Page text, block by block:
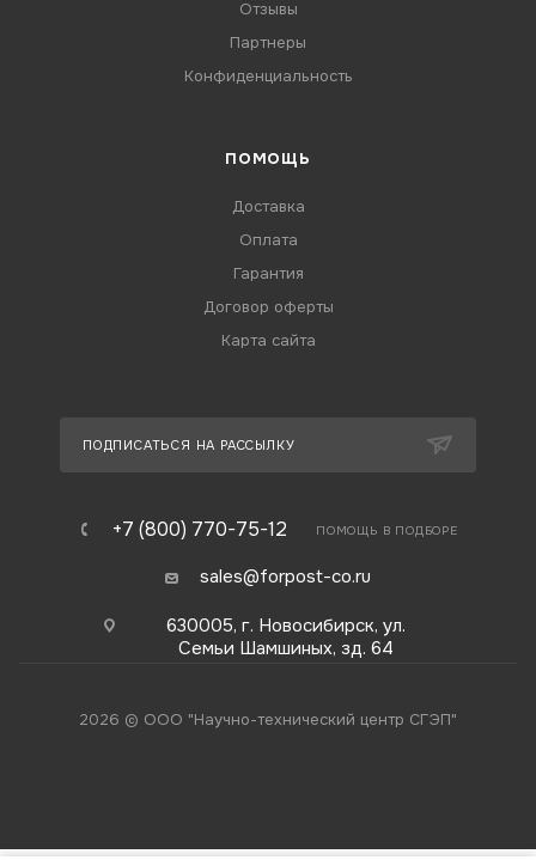
Отзывы
Партнеры
Конфиденциальность
ПОМОЩЬ
Доставка
Оплата
Гарантия
Договор оферты
Карта сайта
ПОДПИСАТЬСЯ НА РАССЫЛКУ
+7 (800) 770-75-12 ПОМОЩЬ В ПОДБОРЕ
sales@forpost-co.ru
630005, г. Новосибирск, ул.
Семьи Шамшиных, зд. 64
2026 © ООО "Научно-технический центр СГЭП"